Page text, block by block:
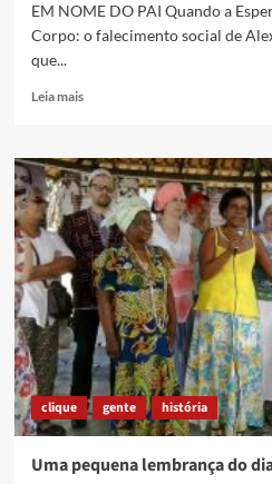
EM NOME DO PAI Quando a
Corpo: o falecimento social de
que...
Leia maisRead
EM
NOME
DO
PAI
–
Em
memória
de
Alex
dos
anos
da
de
clique gente história
Uma pequena lembrança do